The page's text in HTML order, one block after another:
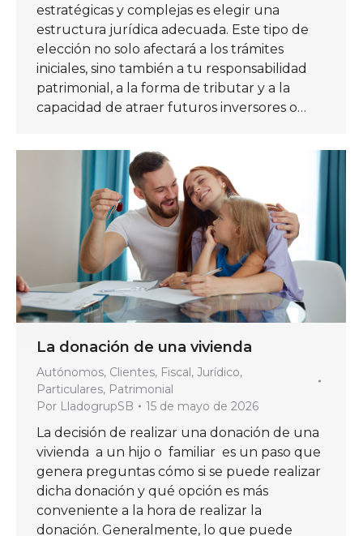
estratégicas y complejas es elegir una
estructura jurídica adecuada. Este tipo de
elección no solo afectará a los trámites
iniciales, sino también a tu responsabilidad
patrimonial, a la forma de tributar y a la
capacidad de atraer futuros inversores o…
La donación de una vivienda
Autónomos, Clientes, Fiscal, Jurídico,
Particulares, Patrimonial
Por LladogrupSB 15 de mayo de 2026
La decisión de realizar una donación de una
vivienda a un hijo o familiar es un paso que
genera preguntas cómo si se puede realizar
dicha donación y qué opción es más
conveniente a la hora de realizar la
donación. Generalmente, lo que puede